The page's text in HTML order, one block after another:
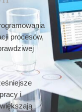
procesów,
i